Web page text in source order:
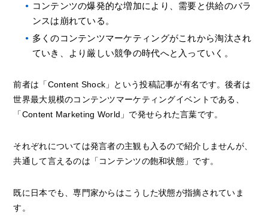
コンテンツの爆発的な増加により、需要と供給のバラ
ンスは崩れている。
多くのコンテンツマーケティングがこれから淘汰され
ていき、より厳しい競争の時代へと入っていく。
前者は「Content Shock」という投稿記事が有名です。後者は
世界最大規模のコンテンツマーケティングイベントである、
「Content Marketing World」で発せられた言葉です。
それぞれについては発言者の主観も入るので紹介しませんが、
共通して言えるのは「コンテンツの飽和状態」です。
既に日本でも、専門家からはこうした状態が指摘されていま
す。